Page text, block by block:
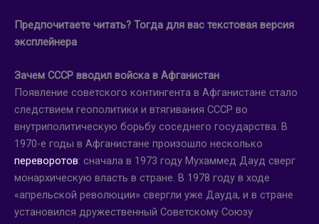
Предпочитаете читать? Тогда для вас текстовая версия
эксплейнера
Зачем СССР вводил войска в Афганистан
Появление советского контингента в Афганистане стало
следствием геополитики и втягивания СССР во
внутриполитическую борьбу соседнего государства. В
1970-е годы в Афганистане произошло несколько
переворотов: сначала в 1973 году Мухаммед Дауд сверг
монархическую власть в стране. В 1978 году в ходе
«апрельской революции» свергли уже Дауда, и в стране
установился дружественный Советскому Союзу